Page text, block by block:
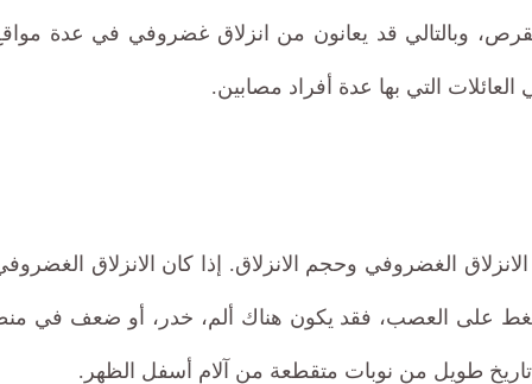
وبالتالي قد يعانون من انزلاق غضروفي في عدة
التي بها عدة أفراد مصابين.
الغضروفي وحجم الانزلاق. إذا كان الانزلاق
على العصب، فقد يكون هناك ألم، خدر، أو ضعف في
تاريخ طويل من نوبات متقطعة من آلام أسفل الظهر.